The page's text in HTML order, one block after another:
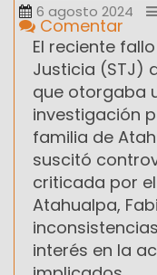
6 agosto 2024
Comentar
El reciente
Justicia (STJ)
que otorgaba
investigación
familia de
suscitó
criticada por
Atahualpa,
interés en la